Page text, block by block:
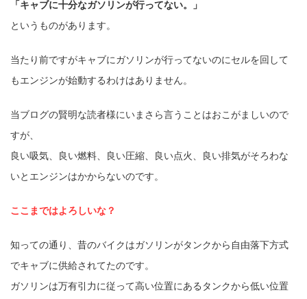
「キャブに十分なガソリンが行ってない。」
というものがあります。
当たり前ですがキャブにガソリンが行ってないのにセルを回して
もエンジンが始動するわけはありません。
当ブログの賢明な読者様にいまさら言うことはおこがましいので
すが、
良い吸気、良い燃料、良い圧縮、良い点火、良い排気がそろわな
いとエンジンはかからないのです。
ここまではよろしいな？
知っての通り、昔のバイクはガソリンがタンクから自由落下方式
でキャブに供給されてたのです。
ガソリンは万有引力に従って高い位置にあるタンクから低い位置